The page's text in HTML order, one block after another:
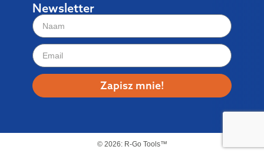
Newsletter
Zapisz mnie!
© 2026: R-Go Tools™